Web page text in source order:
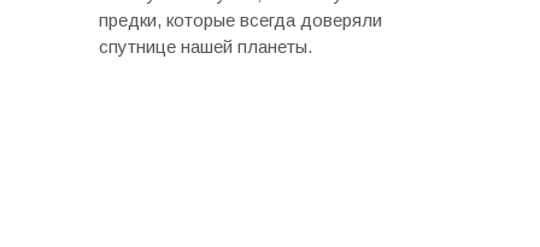
предки, которые всегда доверяли
спутнице нашей планеты.